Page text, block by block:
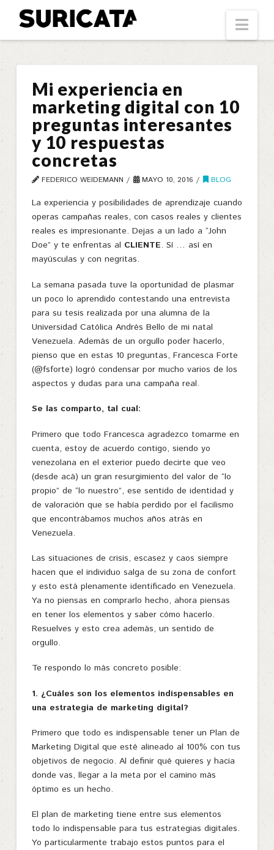
Suricata
Mi experiencia en
marketing digital con 10
preguntas interesantes
y 10 respuestas
concretas
FEDERICO WEIDEMANN MAYO 10, 2016 BLOG
La experiencia y posibilidades de aprendizaje cuando
operas campañas reales, con casos reales y clientes
reales es impresionante. Dejas a un lado a “John
Doe” y te enfrentas al CLIENTE. Sí … así en
mayúsculas y con negritas.
La semana pasada tuve la oportunidad de plasmar
un poco lo aprendido contestando una entrevista
para su tesis realizada por una alumna de la
Universidad Católica Andrés Bello de mi natal
Venezuela. Además de un orgullo poder hacerlo,
pienso que en estas 10 preguntas, Francesca Forte
(@fsforte) logró condensar por mucho varios de los
aspectos y dudas para una campaña real.
Se las comparto, tal cual:
Primero que todo Francesca agradezco tomarme en
cuenta, estoy de acuerdo contigo, siendo yo
venezolana en el exterior puedo decirte que veo
(desde acá) un gran resurgimiento del valor de “lo
propio” de “lo nuestro”, ese sentido de identidad y
de valoración que se había perdido por el facilismo
que encontrábamos muchos años atrás en
Venezuela.
Las situaciones de crisis, escasez y caos siempre
hacen que el individuo salga de su zona de confort
y esto está plenamente identificado en Venezuela.
Ya no piensas en comprarlo hecho, ahora piensas
en tener los elementos y saber cómo hacerlo.
Resuelves y esto crea además, un sentido de
orgullo.
Te respondo lo más concreto posible:
1. ¿Cuáles son los elementos indispensables en
una estrategia de marketing digital?
Primero que todo es indispensable tener un Plan de
Marketing Digital que esté alineado al 100% con tus
objetivos de negocio. Al definir qué quieres y hacia
donde vas, llegar a la meta por el camino más
óptimo es un hecho.
El plan de marketing tiene entre sus elementos
todo lo indispensable para tus estrategias digitales.
Yo particularmente trabajo estos puntos para el